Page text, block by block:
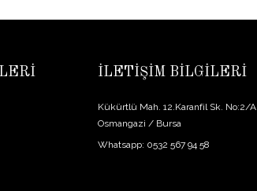
İLETİŞİM BİLGİLERİ
Kükürtlü Mah. 12.Karanfil Sk. No:2/A
Osmangazi / Bursa
Whatsapp: 0532 567 94 58